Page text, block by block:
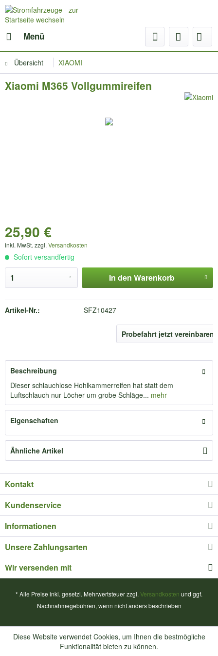
Menü
Übersicht XIAOMI
Xiaomi M365 Vollgummireifen
25,90 €
inkl. MwSt. zzgl. Versandkosten
Sofort versandfertig
In den Warenkorb
Artikel-Nr.: SFZ10427
Probefahrt jetzt vereinbaren
Beschreibung
Dieser schlauchlose Hohlkammerreifen hat statt dem
Luftschlauch nur Löcher um grobe Schläge... mehr
Eigenschaften
Ähnliche Artikel
Kontakt
Kundenservice
Informationen
Unsere Zahlungsarten
Wir versenden mit
* Alle Preise inkl. gesetzl. Mehrwertsteuer zzgl. Versandkosten und ggf.
Nachnahmegebühren, wenn nicht anders beschrieben
Diese Website verwendet Cookies, um Ihnen die bestmögliche
Funktionalität bieten zu können.